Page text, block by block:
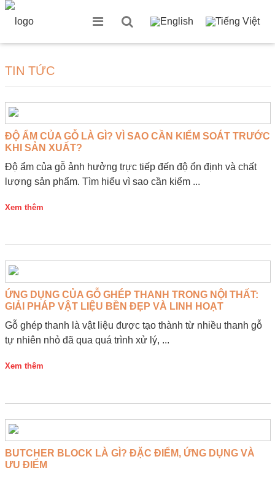
TIN TỨC
ĐỘ ẨM CỦA GỖ LÀ GÌ? VÌ SAO CẦN KIỂM SOÁT TRƯỚC
KHI SẢN XUẤT?
Độ ẩm của gỗ ảnh hưởng trực tiếp đến độ ổn định và chất
lượng sản phẩm. Tìm hiểu vì sao cần kiểm ...
Xem thêm
ỨNG DỤNG CỦA GỖ GHÉP THANH TRONG NỘI THẤT:
GIẢI PHÁP VẬT LIỆU BỀN ĐẸP VÀ LINH HOẠT
Gỗ ghép thanh là vật liệu được tạo thành từ nhiều thanh gỗ
tự nhiên nhỏ đã qua quá trình xử lý, ...
Xem thêm
BUTCHER BLOCK LÀ GÌ? ĐẶC ĐIỂM, ỨNG DỤNG VÀ
ƯU ĐIỂM